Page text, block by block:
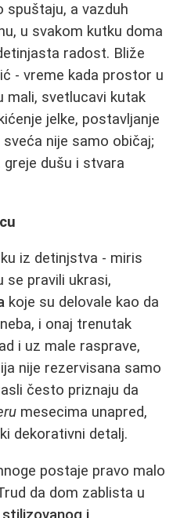
spuštaju, a vazduh
u svakom kutku doma
radost. Bliže
- vreme kada prostor u
mali, svetlucavi kutak
jelke, postavljanje
nije samo običaj;
greje dušu i stvara
iz detinjstva - miris
se pravili ukrasi,
koje su delovale kao da
i onaj trenutak
i uz male rasprave,
nije rezervisana samo
često priznaju da
mesecima unapred,
dekorativni detalj.
postaje pravo malo
da dom zablista u